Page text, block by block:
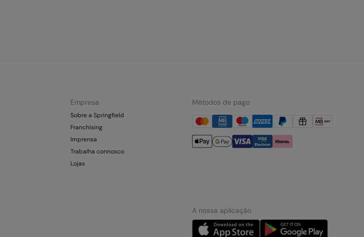
Empresa
Sobre a Springfield
Franchising
Imprensa
Trabalha connosco
Lojas
Métodos de pago
A nossa aplicação